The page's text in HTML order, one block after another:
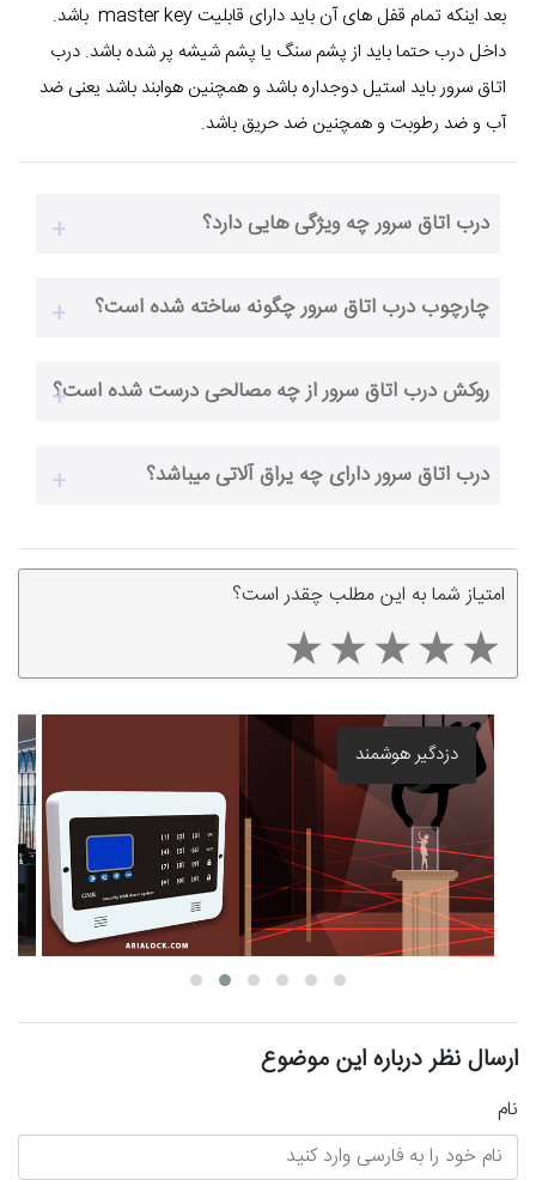
بعد اینکه تمام قفل های آن باید دارای قابلیت master key باشد.
داخل درب حتما باید از پشم سنگ یا پشم شیشه پر شده باشد. درب
اتاق سرور باید استیل دوجداره باشد و همچنین هوابند باشد یعنی ضد
آب و ضد رطوبت و همچنین ضد حریق باشد.
درب اتاق سرور چه ویژگی هایی دارد؟
چارچوب درب اتاق سرور چگونه ساخته شده است؟
روکش درب اتاق سرور از چه مصالحی درست شده است؟
درب اتاق سرور دارای چه یراق آلاتی میباشد؟
امتیاز شما به این مطلب چقدر است؟
بهترین قفل برقی درب حیاط
ارسال نظر درباره این موضوع
نام